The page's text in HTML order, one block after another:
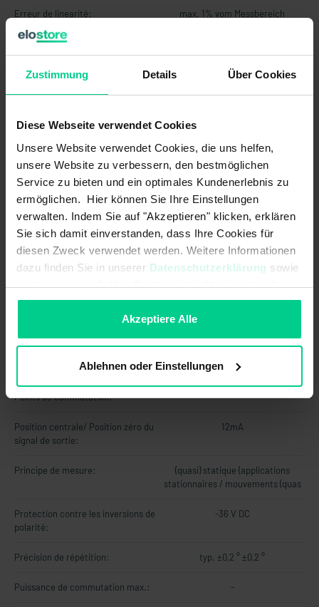
Zustimmung Details Über Cookies
Diese Webseite verwendet Cookies
Unsere Website verwendet Cookies, die uns helfen,
unsere Website zu verbessern, den bestmöglichen
Service zu bieten und ein optimales Kundenerlebnis zu
ermöglichen. Hier können Sie Ihre Einstellungen
verwalten. Indem Sie auf "Akzeptieren" klicken, erklären
Sie sich damit einverstanden, dass Ihre Cookies für
diesen Zweck verwendet werden. Weitere Informationen
dazu finden Sie in unserer Datenschutzerklärung sowie
imImpressum. Sollten Sie hiermit nicht einverstanden
sein, können Sie die Verwendung von Cookies hier
Akzeptiere Alle
Ablehnen oder Einstellungen
Erreur de linearité: max. 1% vom Messbereich
Erreur de linearité typiques:
Fréquence limite: 20Hz
Nombre d'axes de mesure
(Nombre):
2
Nombre d'axes de mesure
Inclinaison:
2
Plage de mesure: ±45° X-Achse<br>±45° Z-Achse
Plage de mesure angulaire Sortie
analogique:
X-axis: ±45°<br>Y-axis: ±45°
Plage de mesure gyroscope max.: ±250 °/s
Points de commutation: -
Position centrale/ Position zéro du
signal de sortie:
12mA
Principe de mesure:
(quasi) statique (applications
stationnaires / mouvements (quas
Protection contre les inversions de
polarité:
-36 V DC
Précision de répétition: typ. ±0,2 ° ±0,2 °
Puissance de commutation max.: -